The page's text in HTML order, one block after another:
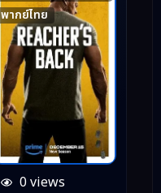
พากย์ไทย
0 views